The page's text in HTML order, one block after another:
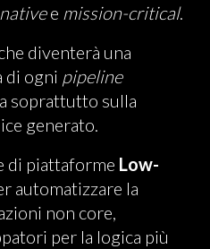
e mission-critical.
diventerà una
di ogni pipeline
soprattutto sulla
generato.
di piattaforme Low-
automatizzare la
non core,
per la logica più